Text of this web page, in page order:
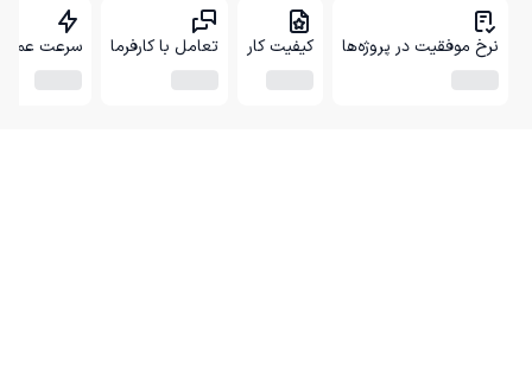
نرخ موفقیت در پروژه‌ها کیفیت کار تعامل با کارفرما سرعت عمل